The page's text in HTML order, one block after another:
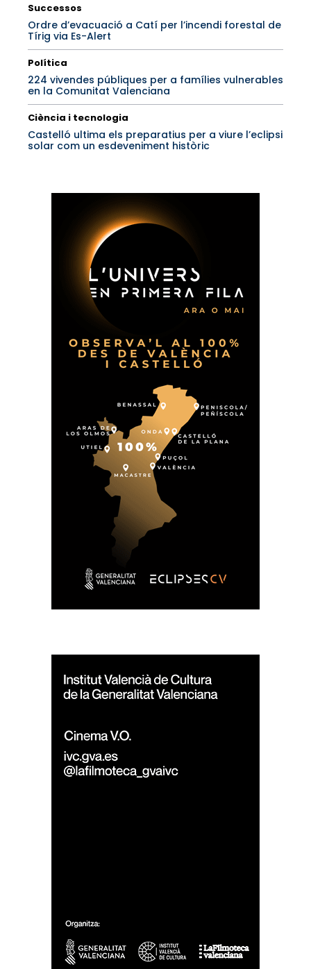
Successos
Ordre d’evacuació a Catí per l’incendi forestal de
Tírig via Es-Alert
Política
224 vivendes públiques per a famílies vulnerables
en la Comunitat Valenciana
Ciència i tecnologia
Castelló ultima els preparatius per a viure l’eclipsi
solar com un esdeveniment històric